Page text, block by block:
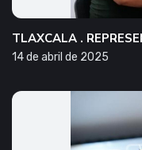
TLAXCALA .
14 de abril de 2025